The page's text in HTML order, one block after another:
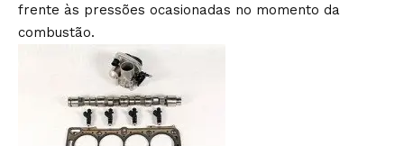
frente às pressões ocasionadas no momento da
combustão.